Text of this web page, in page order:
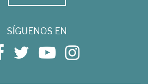
SÍGUENOS EN